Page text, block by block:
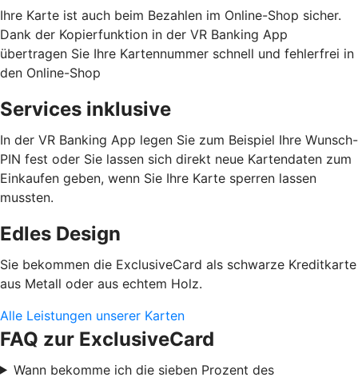
Ihre Karte ist auch beim Bezahlen im Online-Shop sicher.
Dank der Kopierfunktion in der VR Banking App
übertragen Sie Ihre Kartennummer schnell und fehlerfrei in
den Online-Shop
Services inklusive
In der VR Banking App legen Sie zum Beispiel Ihre Wunsch-
PIN fest oder Sie lassen sich direkt neue Kartendaten zum
Einkaufen geben, wenn Sie Ihre Karte sperren lassen
mussten.
Edles Design
Sie bekommen die ExclusiveCard als schwarze Kreditkarte
aus Metall oder aus echtem Holz.
Alle Leistungen unserer Karten
FAQ zur ExclusiveCard
Wann bekomme ich die sieben Prozent des